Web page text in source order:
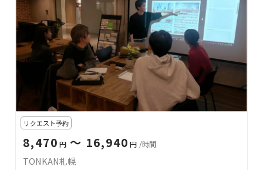
リクエスト予約
8,470 円 〜 16,940 円 /時間
TONKAN札幌